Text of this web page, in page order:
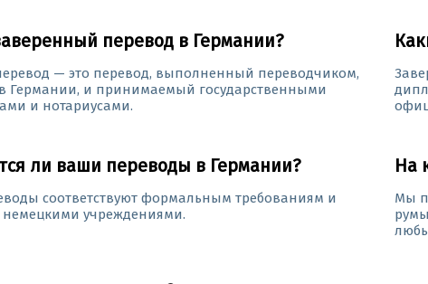
перевод в Германии?
— это перевод, выполненный переводчиком,
Германии, и принимаемый государственными
и нотариусами.
ли ваши переводы в Германии?
соответствуют формальным требованиям и
учреждениями.
На
Мы